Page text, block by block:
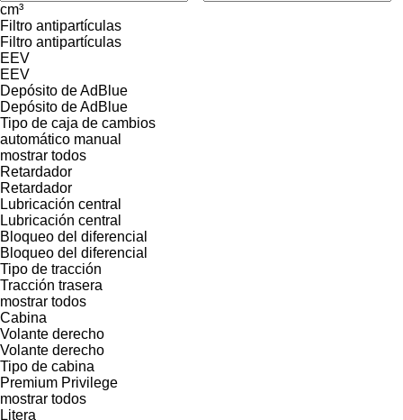
cm³
Filtro antipartículas
Filtro antipartículas
EEV
EEV
Depósito de AdBlue
Depósito de AdBlue
Tipo de caja de cambios
automático manual
mostrar todos
Retardador
Retardador
Lubricación central
Lubricación central
Bloqueo del diferencial
Bloqueo del diferencial
Tipo de tracción
Tracción trasera
mostrar todos
Cabina
Volante derecho
Volante derecho
Tipo de cabina
Premium Privilege
mostrar todos
Litera